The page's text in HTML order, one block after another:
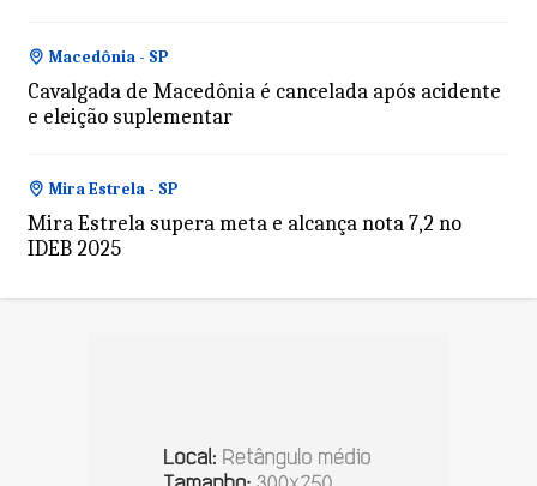
Macedônia - SP
Cavalgada de Macedônia é cancelada após acidente
e eleição suplementar
Mira Estrela - SP
Mira Estrela supera meta e alcança nota 7,2 no
IDEB 2025